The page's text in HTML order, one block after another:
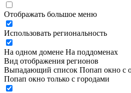
Отображать большое меню
Использовать региональность
На одном домене На поддоменах
Вид отображения регионов
Выпадающий список Попап окно c
Попап окно только с городами